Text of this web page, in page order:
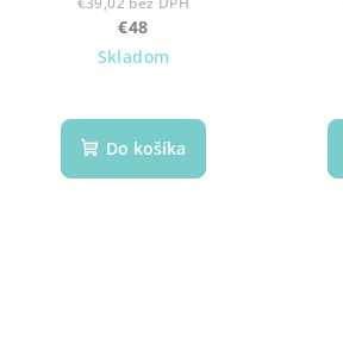
€48
Skladom
Do košíka